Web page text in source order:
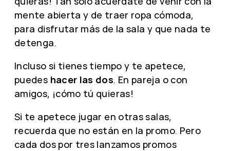
mente abierta y de traer ropa cómoda,
para disfrutar más de la sala y que nada te
detenga.
Incluso si tienes tiempo y te apetece,
puedes hacer las dos. En pareja o con
amigos, ¡cómo tú quieras!
Si te apetece jugar en otras salas,
recuerda que no están en la promo. Pero
cada dos por tres lanzamos promos